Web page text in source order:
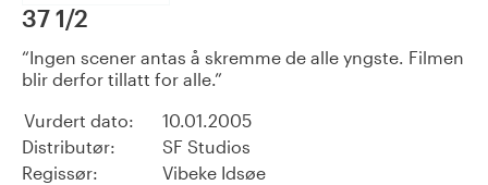
37 1/2
Ingen scener antas å skremme de alle yngste. Filmen
blir derfor tillatt for alle.
Vurdert dato:
10.01.2005
Distributør:
SF Studios
Regissør:
Vibeke Idsøe